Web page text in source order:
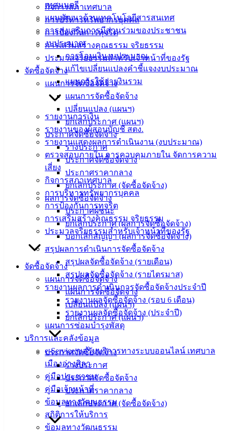
กิจการสภาเทศบาล
การบริหารทรัพยากรบุคคล
การป้องกันการทุจริต
การเสริมสร้างคุณธรรม จริยธรรม
ประมวลจริยธรรมสำหรับเจ้าหน้าที่ของรัฐ
จัดซื้อจัดจ้าง
แผนการจัดซื้อจัดจ้าง
แผนการจัดซื้อจัดจ้าง
เปลี่ยนแปลง (แผนฯ)
ยกเลิกประกาศ (แผนฯ)
ประกาศจัดซื้อจัดจ้าง
ร่างประกาศ
ประกาศจัดซื้อจัดจ้าง
ประกาศราคากลาง
ยกเลิกประกาศ (จัดซื้อจัดจ้าง)
ผลการจัดซื้อจัดจ้าง
ประกาศผู้ชนะ
ยกเลิกประกาศ (ผลการจัดซื้อจัดจ้าง)
บอกเลิกสัญญา (ผลการจัดซื้อจัดจ้าง)
สรุปผลการดำเนินการจัดซื้อจัดจ้าง
สรุปผลจัดซื้อจัดจ้าง (รายเดือน)
สรุปผลจัดซื้อจัดจ้าง (รายไตรมาส)
รายงานผลการดำเนินการจัดซื้อจัดจ้างประจำปี
รายงานผลจัดซื้อจัดจ้าง (รอบ 6 เดือน)
รายงานผลจัดซื้อจัดจ้าง (ประจำปี)
แผนการซ่อมบำรุงพัสดุ
บริการและคลังข้อมูล
e-Service ขอรับบริการทางระบบออนไลน์ เทศบาล
เมืองอ่างศิลา
คู่มือประชาชน
คู่มือเจ้าหน้าที่
ข้อมูลทางวัฒนธรรม
สถิติการให้บริการ
ข้อมูลทางวัฒนธรรม
เทศมนตรี
แผนพัฒนาด้านเทคโนโลยีสารสนเทศ
การส่งเสริมการมีส่วนร่วมของประชาชน
งบประมาณ
การโอนเงินงบประมาณ
แก้ไขเปลี่ยนแปลงคำชี้แจงงบประมาณ
แผนการใช้จ่ายงินรวม
รายงานการเงิน
รายงานของผู้สอบบัญชี สตง.
รายงานแสดงผลการดำเนินงาน (งบประมาณ)
ตรวจสอบภายใน การควบคุมภายใน จัดการความ
เสี่ยง
กิจการสภาเทศบาล
การบริหารทรัพยากรบุคคล
การป้องกันการทุจริต
การเสริมสร้างคุณธรรม จริยธรรม
ประมวลจริยธรรมสำหรับเจ้าหน้าที่ของรัฐ
จัดซื้อจัดจ้าง
แผนการจัดซื้อจัดจ้าง
แผนการจัดซื้อจัดจ้าง
เปลี่ยนแปลง (แผนฯ)
ยกเลิกประกาศ (แผนฯ)
ประกาศจัดซื้อจัดจ้าง
ร่างประกาศ
ประกาศจัดซื้อจัดจ้าง
ประกาศราคากลาง
ยกเลิกประกาศ (จัดซื้อจัดจ้าง)
ดาวน์โหลด
แบบ
ฟอร์ม,
เอกสาร
คู่มือ
สำหรับ
ประชาชน/
คู่มือการ
ข่าวสาร
ข้อมูล
อิเล็กทรอนิกส์
ความรู้
(Knowledge
Management)
ติดต่อ
เทศบาล
นายก
ประวัติ
เทศบาล
ผู้บริหาร
และ
หัวหน้า
ส่วน
ราชการ